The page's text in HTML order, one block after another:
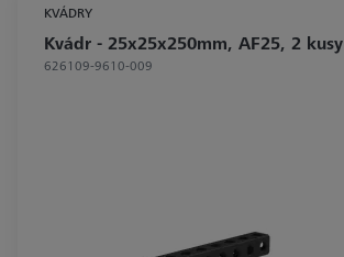
KVÁDRY
Kvádr - 25x25x250mm, AF25, 2 kusy
626109-9610-009